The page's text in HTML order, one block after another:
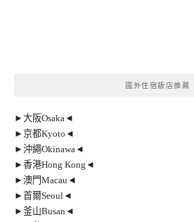
國外住宿飯店推薦
►大阪Osaka◄
►京都Kyoto◄
►沖繩Okinawa◄
►香港Hong Kong◄
►澳門Macau◄
►首爾Seoul◄
►釜山Busan◄